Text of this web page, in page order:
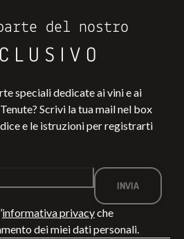
del nostro
speciali dedicate ai vini e ai
Scrivi la tua mail nel box
e le istruzioni per registrarti
informativa privacyche
dei miei dati personali.